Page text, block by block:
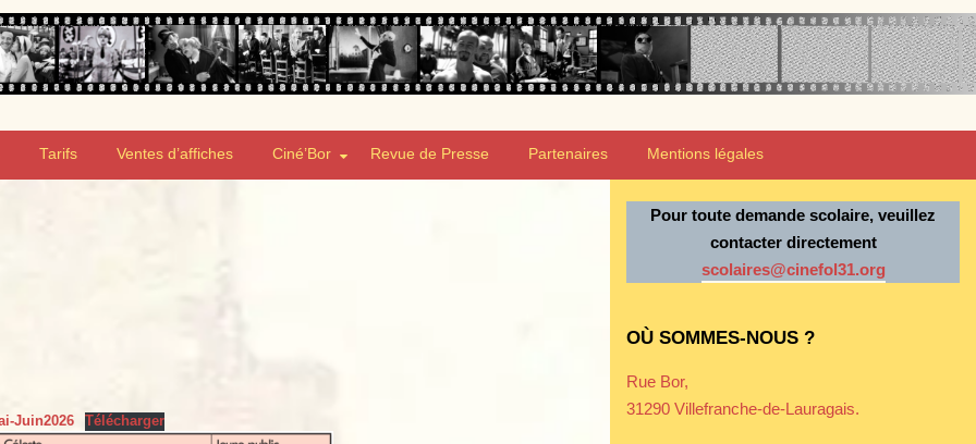
Tarifs Ventes d’affiches Ciné’Bor Revue de Presse Partenaires Mentions légales
Juin2026 Télécharger
Pour toute demande scolaire, veuillez
contacter directement
scolaires@cinefol31.org
OÙ SOMMES-NOUS ?
Rue Bor,
31290 Villefranche-de-Lauragais.